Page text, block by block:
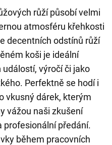
růží působí velmi
atmosféru křehkosti
decentních odstínů růží
koši je ideální
výročí či jako
Perfektně se hodí i
vkusný dárek, kterým
vážou naši zkušení
profesionální předání.
během pracovních